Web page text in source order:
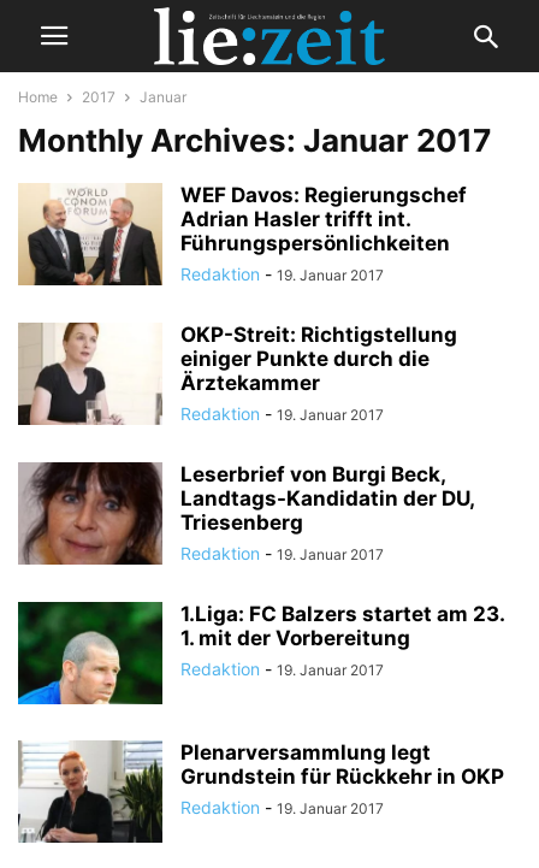
Home 2017 Januar
Monthly Archives: Januar 2017
WEF Davos: Regierungschef
Adrian Hasler trifft int.
Führungspersönlichkeiten
Redaktion - 19. Januar 2017
OKP-Streit: Richtigstellung
einiger Punkte durch die
Ärztekammer
Redaktion - 19. Januar 2017
Leserbrief von Burgi Beck,
Landtags-Kandidatin der DU,
Triesenberg
Redaktion - 19. Januar 2017
1.Liga: FC Balzers startet am 23.
1. mit der Vorbereitung
Redaktion - 19. Januar 2017
Plenarversammlung legt
Grundstein für Rückkehr in OKP
Redaktion - 19. Januar 2017